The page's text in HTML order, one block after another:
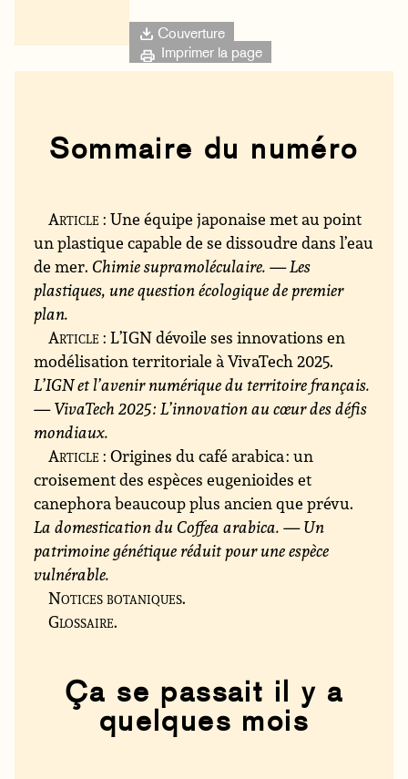
Couverture
Imprimer la page
Sommaire du numéro
Article : Une équipe japonaise met au point
un plastique capable de se dissoudre dans l’eau
de mer. Chimie supramoléculaire. — Les
plastiques, une question écologique de premier
plan.
Article : L’IGN dévoile ses innovations en
modélisation territoriale à VivaTech 2025.
L’IGN et l’avenir numérique du territoire français.
— VivaTech 2025 : L’innovation au cœur des défis
mondiaux.
Article : Origines du café arabica : un
croisement des espèces eugenioides et
canephora beaucoup plus ancien que prévu.
La domestication du Coffea arabica. — Un
patrimoine génétique réduit pour une espèce
vulnérable.
Notices botaniques.
Glossaire.
Ça se passait il y a
quelques mois